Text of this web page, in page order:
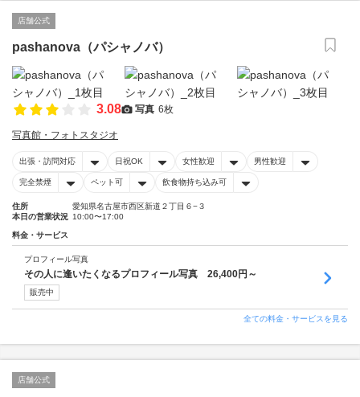
店舗公式
pashanova（パシャノバ）
3.08 写真 6枚
写真館・フォトスタジオ
出張・訪問対応 日祝OK 女性歓迎 男性歓迎
完全禁煙 ペット可 飲食物持ち込み可
住所
愛知県名古屋市西区新道２丁目６−３
本日の営業状況 10:00〜17:00
料金・サービス
プロフィール写真
その人に逢いたくなるプロフィール写真 26,400円～
販売中
全ての料金・サービスを見る
店舗公式